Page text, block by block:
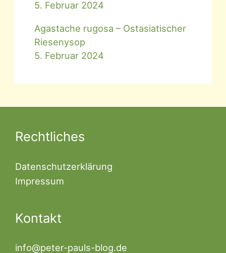
5. Februar 2024
Agastache rugosa – Ostasiatischer
Riesenysop
5. Februar 2024
Rechtliches
Datenschutzerklärung
Impressum
Kontakt
info@peter-pauls-blog.de